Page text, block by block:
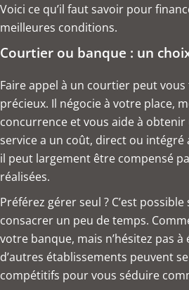
Voici ce qu’il faut savoir pour
meilleures conditions.
Courtier ou banque : un
Faire appel à un courtier peut
précieux. Il négocie à votre place,
concurrence et vous aide à
service a un coût, direct ou intégré
il peut largement être compensé
réalisées.
Préférez gérer seul ? C’est
consacrer un peu de temps.
votre banque, mais n’hésitez pas
d’autres établissements peuvent
compétitifs pour vous séduire